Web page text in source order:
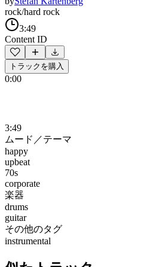
rock/hard rock
3:49
Content ID
トラックを購入
0:00
3:49
ムード／テーマ
happy
upbeat
70s
corporate
楽器
drums
guitar
その他のタグ
instrumental